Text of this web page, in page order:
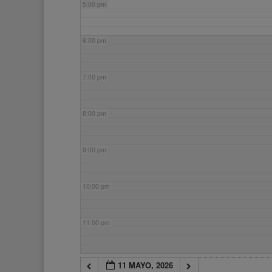
5:00 pm
6:00 pm
7:00 pm
8:00 pm
9:00 pm
10:00 pm
11:00 pm
11 MAYO, 2026